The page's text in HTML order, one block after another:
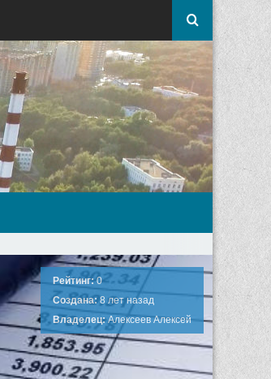
Рейтинг: 0
Создана: 8 лет назад
Владелец: Алексеев Алексей